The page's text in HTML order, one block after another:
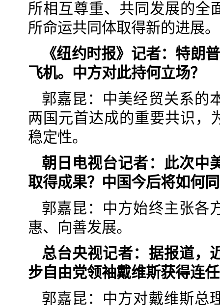
所相互尊重、共同发展的全
所命运共同体取得新的进展。
《纽约时报》记者：特朗
飞机。中方对此持何立场？
郭嘉昆：中美经贸关系的
两国元首达成的重要共识，
稳定性。
朝日电视台记者：此次中
取得成果？中国今后将如何
郭嘉昆：中方始终主张各
惠、向善发展。
总台央视记者：据报道，
步自由党领袖戴维斯获得连
郭嘉昆：中方对戴维斯总